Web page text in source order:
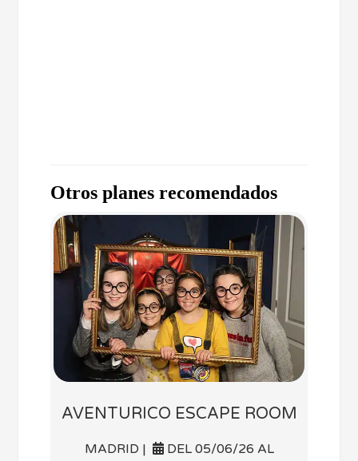
Otros planes recomendados
AVENTURICO ESCAPE ROOM
MADRID |
DEL 05/06/26 AL